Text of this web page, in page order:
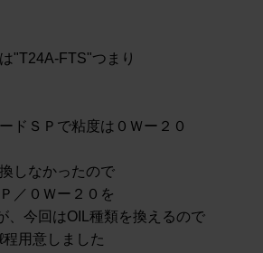
"T24A-FTS"つまり
ドＳＰで粘度は０Ｗー２０
しなかったので
／０Ｗー２０を
、今回はOIL種類を換えるので
程用意しました